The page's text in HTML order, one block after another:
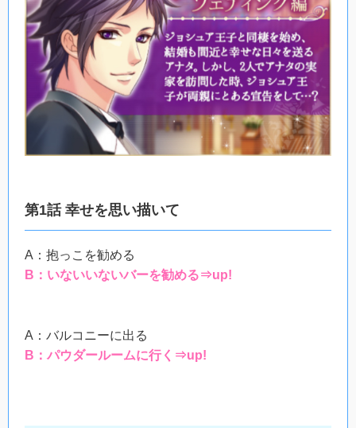
第1話 幸せを思い描いて
A：抱っこを勧める
B：いないいないバーを勧める⇒up!
A：バルコニーに出る
B：パウダールームに行く⇒up!